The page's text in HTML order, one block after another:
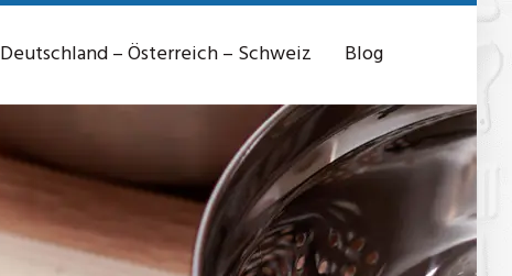
Deutschland – Österreich – Schweiz Blog